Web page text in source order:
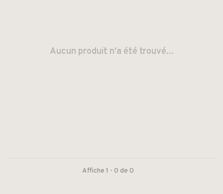
Aucun produit n'a été trouvé...
Affiche 1 - 0 de 0